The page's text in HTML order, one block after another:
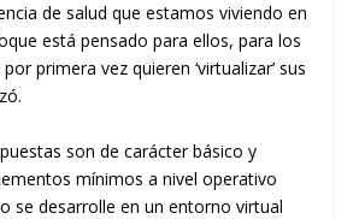
de salud que estamos viviendo en
está pensado para ellos, para los
primera vez quieren ‘virtualizar’ sus
son de carácter básico y
mínimos a nivel operativo
se desarrolleen un entorno virtual